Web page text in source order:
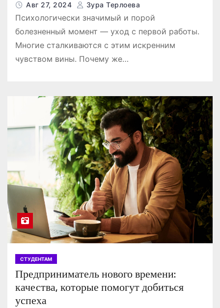
Авг 27, 2024 Зура Терлоева
Психологически значимый и порой
болезненный момент — уход с первой работы.
Многие сталкиваются с этим искренним
чувством вины. Почему же…
СТУДЕНТАМ
Предприниматель нового времени:
качества, которые помогут добиться
успеха